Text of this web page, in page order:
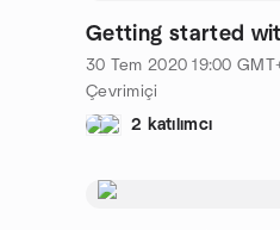
Getting started
30 Tem 2020 19:00
Çevrimiçi
2 katılımcı